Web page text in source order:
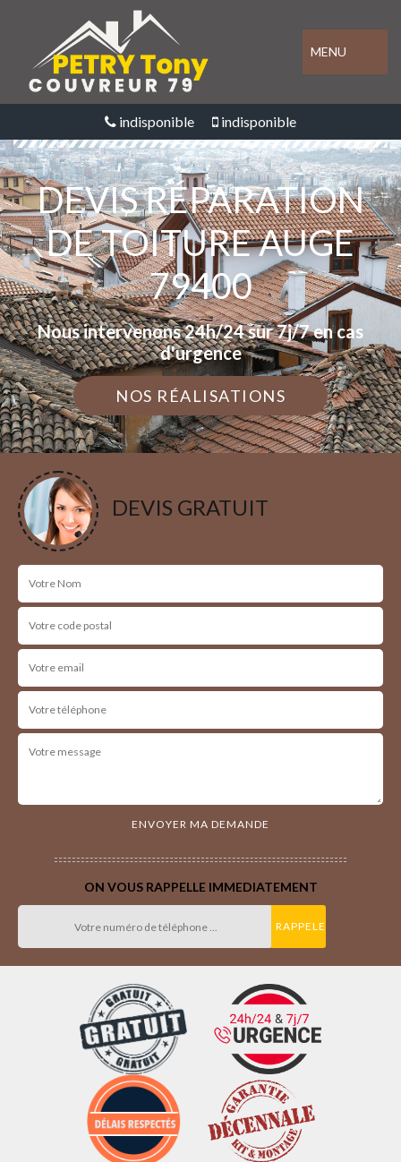
MENU
indisponible indisponible
DEVIS RÉPARATION
DE TOITURE AUGE
79400
Nous intervenons 24h/24 sur 7j/7 en cas
d'urgence
NOS RÉALISATIONS
DEVIS GRATUIT
ON VOUS RAPPELLE IMMEDIATEMENT